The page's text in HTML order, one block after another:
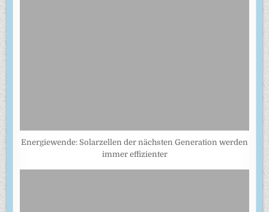
Energiewende: Solarzellen der nächsten Generation werden
immer effizienter